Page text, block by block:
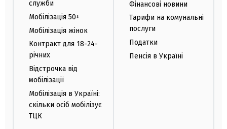
служби
Мобілізація 50+
Мобілізація жінок
Контракт для 18-24-
річних
Відстрочка від
мобілізації
Мобілізація в Україні:
скільки осіб мобілізує
ТЦК
Фінансові новини
Тарифи на комунальні
послуги
Податки
Пенсія в Україні